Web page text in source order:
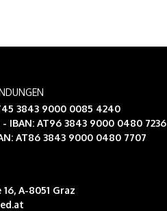
3843 9000 0085 4240
- IBAN: AT96 3843 9000 0480 7236
AT86 3843 9000 0480 7707
A-8051 Graz